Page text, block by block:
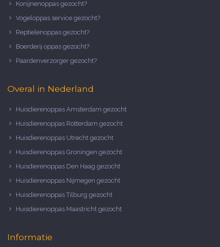
Konijnenoppas gezocht?
Vogeloppas service gezocht?
Reptielenoppas gezocht?
Boerderij oppas gezocht?
Paardenverzorger gezocht?
Overal in Nederland
Huisdierenoppas Amsterdam gezocht
Huisdierenoppas Rotterdam gezocht
Huisdierenoppas Utrecht gezocht
Huisdierenoppas Groningen gezocht
Huisdierenoppas Den Haag gezocht
Huisdierenoppas Nijmegen gezocht
Huisdierenoppas Tilburg gezocht
Huisdierenoppas Maastricht gezocht
Informatie